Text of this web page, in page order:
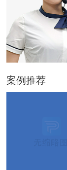
案例推荐